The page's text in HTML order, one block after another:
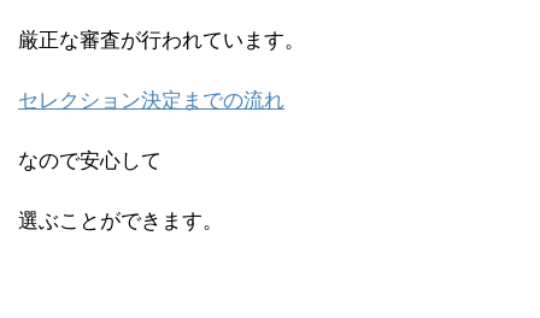
厳正な審査が行われています。
セレクション決定までの流れ
なので安心して
選ぶことができます。